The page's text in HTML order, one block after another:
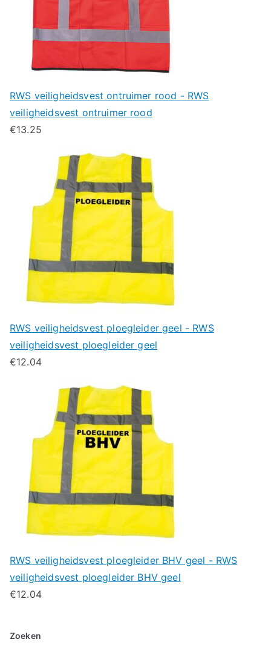
RWS veiligheidsvest ontruimer rood - RWS
veiligheidsvest ontruimer rood
€13.25
RWS veiligheidsvest ploegleider geel - RWS
veiligheidsvest ploegleider geel
€12.04
RWS veiligheidsvest ploegleider BHV geel - RWS
veiligheidsvest ploegleider BHV geel
€12.04
Zoeken